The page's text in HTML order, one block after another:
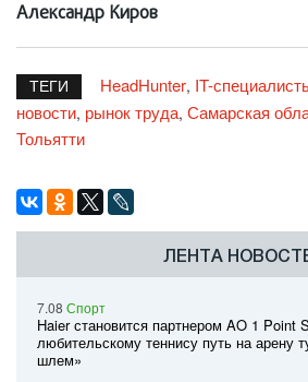
Александр Киров
ТЕГИ HeadHunter, IT-
новости, рынок труда, Самарская
Тольятти
ЛЕНТА
7.08 Спорт
Haier становится партнером AO 1 Point
любительскому теннису путь на арену
шлем»